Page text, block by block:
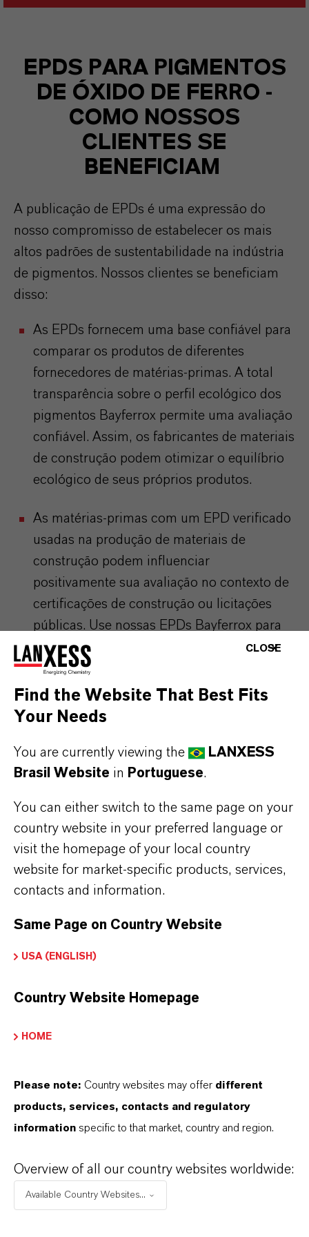
EPDS PARA PIGMENTOS
DE ÓXIDO DE FERRO -
COMO NOSSOS
CLIENTES SE
BENEFICIAM
A publicação de EPDs é uma expressão do
nosso compromisso de estabelecer os mais
altos padrões de sustentabilidade na indústria
de pigmentos. Nossos clientes se beneficiam
disso:
As EPDs fornecem uma base confiável para
comparar os produtos de diferentes
fornecedores de matérias-primas. A total
transparência sobre o perfil ecológico dos
pigmentos Bayferrox permite uma avaliação
confiável. Assim, os fabricantes de materiais
de construção podem otimizar o equilíbrio
ecológico de seus próprios produtos.
As matérias-primas com um EPD verificado
usadas na produção de materiais de
construção podem influenciar
positivamente sua avaliação no contexto de
certificações de construção ou licitações
públicas. Use nossas EPDs Bayferrox para
melhorar a avaliação do ciclo de vida de
seus próprios produtos.
sustentabilidade
mensurável
(EPDs) se tornaram um meio aceito de
comunicar as pegadas ambientais dos
materiais de construção. Como fabricante
está oferecendo EPDs para um grande
número de seus pigmentos de óxido de
ferro. Michael Ertl, chefe da unidade de
CLOSE
Find the Website That Best Fits
Your Needs
You are currently viewing the
LANXESS
Brasil Website in Portuguese.
You can either switch to the same page on your
country website in your preferred language or
visit the homepage of your local country
website for market-specific products, services,
contacts and information.
Same Page on Country Website
USA (ENGLISH)
Country Website Homepage
HOME
Please note: Country websites may offer different
products, services, contacts and regulatory
information specific to that market, country and region.
Overview of all our country websites worldwide:
Available Country Websites...